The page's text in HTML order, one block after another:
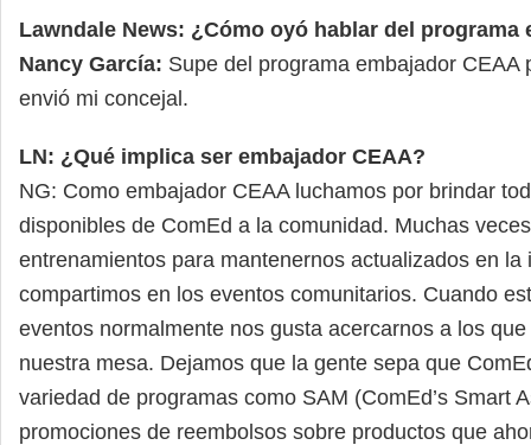
Lawndale News: ¿Cómo oyó hablar del programa
Nancy García: Supe del programa embajador CEAA
envió mi concejal.
LN: ¿Qué implica ser embajador CEAA?
NG: Como embajador CEAA luchamos por brindar
disponibles de ComEd a la comunidad. Muchas
entrenamientos para mantenernos actualizados en la
compartimos en los eventos comunitarios. Cuando
eventos normalmente nos gusta acercarnos a los
nuestra mesa. Dejamos que la gente sepa que
variedad de programas como SAM (ComEd’s Smart
promociones de reembolsos sobre productos que